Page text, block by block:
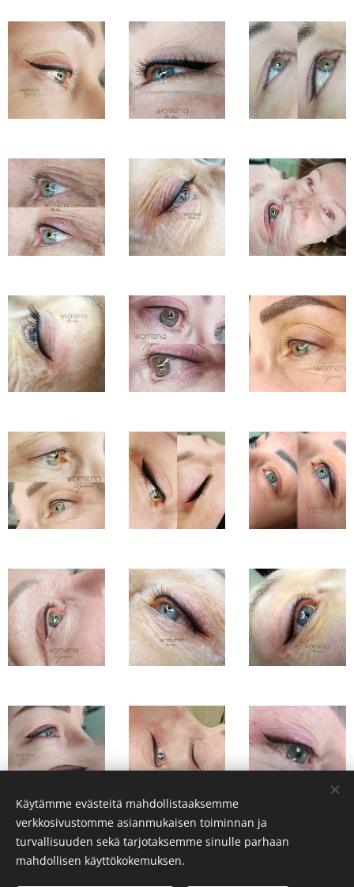
Käytämme evästeitä mahdollistaaksemme
verkkosivustomme asianmukaisen toiminnan ja
turvallisuuden sekä tarjotaksemme sinulle parhaan
mahdollisen käyttökokemuksen.